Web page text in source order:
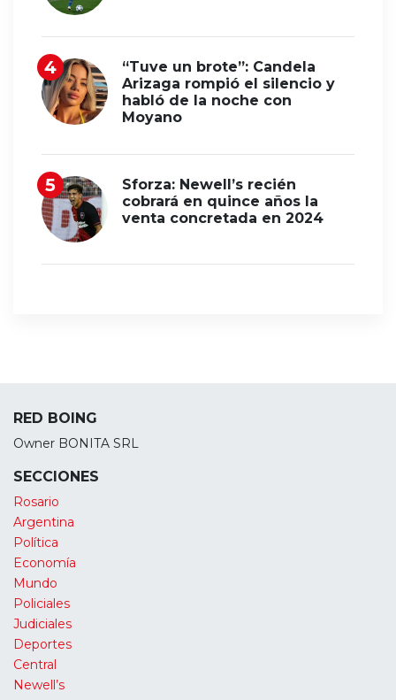
“Tuve un brote”: Candela
Arizaga rompió el silencio y
habló de la noche con
Moyano
Sforza: Newell’s recién
cobrará en quince años la
venta concretada en 2024
RED BOING
Owner BONITA SRL
SECCIONES
Rosario
Argentina
Política
Economía
Mundo
Policiales
Judiciales
Deportes
Central
Newell’s